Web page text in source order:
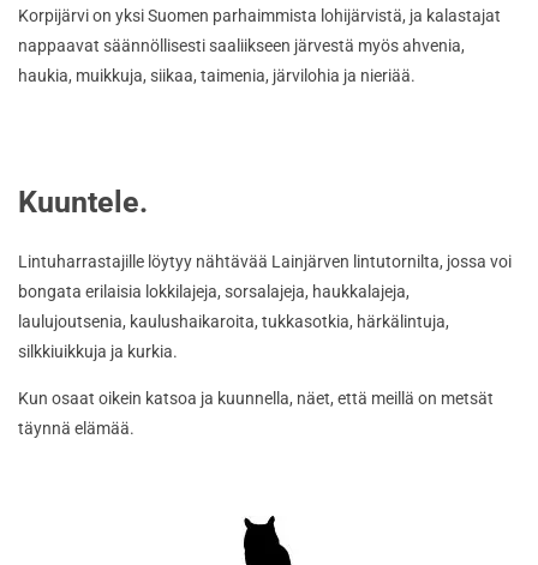
Korpijärvi on yksi Suomen parhaimmista lohijärvistä, ja kalastajat
nappaavat säännöllisesti saaliikseen järvestä myös ahvenia,
haukia, muikkuja, siikaa, taimenia, järvilohia ja nieriää.
Kuuntele.
Lintuharrastajille löytyy nähtävää Lainjärven lintutornilta, jossa voi
bongata erilaisia lokkilajeja, sorsalajeja, haukkalajeja,
laulujoutsenia, kaulushaikaroita, tukkasotkia, härkälintuja,
silkkiuikkuja ja kurkia.
Kun osaat oikein katsoa ja kuunnella, näet, että meillä on metsät
täynnä elämää.